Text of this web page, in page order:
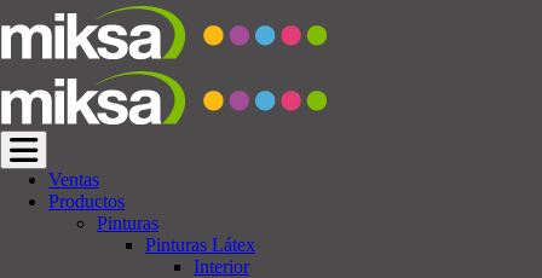
Cambiar navegación
Ventas
Productos
Pinturas
Pinturas Látex
Interior